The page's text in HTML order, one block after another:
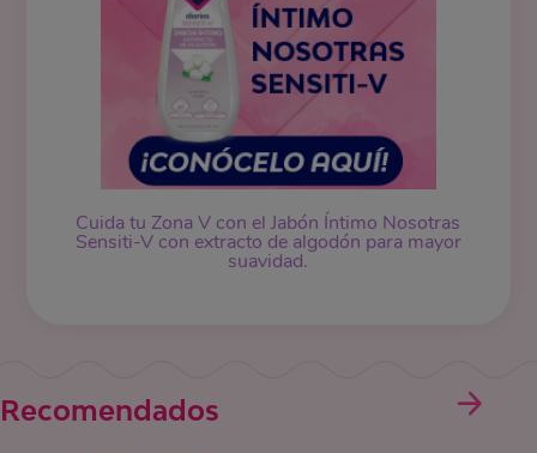
Cuida tu Zona V con el Jabón Íntimo Nosotras
Sensiti-V con extracto de algodón para mayor
suavidad.
Recomendados